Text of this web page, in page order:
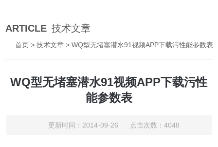
ARTICLE 技术文章
首页 >技术文章 > WQ型无堵塞潜水91视频APP下载污性能参数表
WQ型无堵塞潜水91视频APP下载污性
能参数表
更新时间：2014-09-26 点击次数：4048